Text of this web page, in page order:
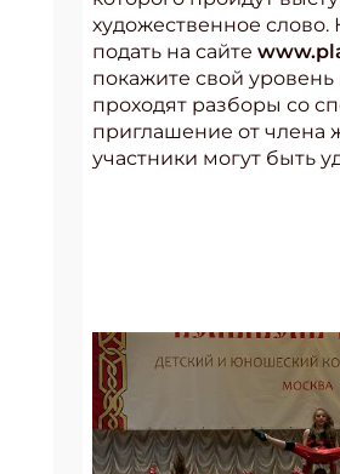
художественное
подать на сайте
покажите свой
проходят разборы со
приглашение от члена
участники могут быть